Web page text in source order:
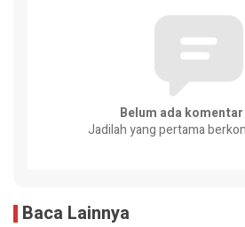
Belum ada
Jadilah yang pertama
Baca Lainnya